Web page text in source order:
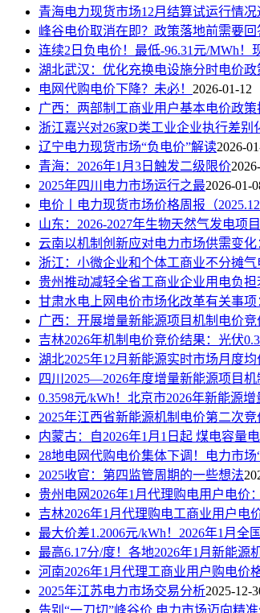
青海电力现货市场12月结算试运行情况
峰谷电价取消在即？政策落地前需要回
连续2日负电价！最低-96.31元/MWh！
湖北武汉：优化充换电设施分时电价
电网代购电价下降？未必！ 2026-01-12
广西：两部制工商业用户基本电价政
浙江嘉兴对26家D类工业企业执行差别
辽宁电力现货市场“负电价”解读2026-
青海：2026年1月3日触发二级限价
2025年四川电力市场运行之最2026-01-
电价丨电力现货市场价格周报（
山东：2026-2027年生物天然气发电项
云南以机制创新应对电力市场供需变
浙江：小微企业和个体工商业不分摊
贵州推动减轻全省工商业企业用电负
甘肃水电上网电价市场化改革有关事
广西：开展增量新能源项目机制电价竞
吉林2026年机制电价竞价结果：光伏
湖北2025年12月新能源实时市场月度均
四川2025—2026年度增量新能源项目
0.3598元/kWh！北京市2026年新能源
2025年江西省新能源机制电价第二次
内蒙古：自2026年1月1日起 煤电容量
28地电网代购电价集体下调！电力市场
2025收官：第四监管周期的一些想法
贵州电网2026年1月代理购电用户电价
吉林2026年1月代理购电工商业用户电
最大价差1.2006元/kWh！2026年1月全
最高6.17分/度！各地2026年1月新能源
河南2026年1月代理工商业用户购电价
2025年江苏电力市场交易分析2025-12-
告别“一刀切”峰谷价 电力市场迈向精